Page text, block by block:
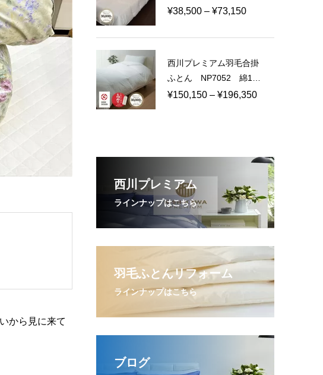
から見に来て
0％ 60サテン 日本製
¥38,500 – ¥73,150価
帯:
–
西川プレミアム羽毛合掛
ふとん NP7052 綿10
0％ 80ラムコサテン
¥150,150 – ¥196,350価
¥196,350
西川プレミアム
ラインナップはこちら
羽毛ふとんリフォーム
ラインナップはこちら
ブログ